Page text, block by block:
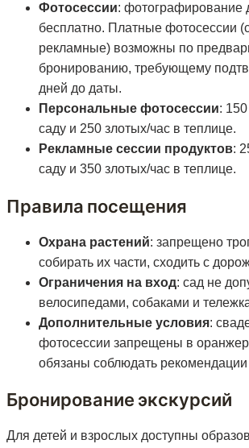
Фотосессии: фотографирование
бесплатно. Платные фотосессии
рекламные) возможны по
бронированию, требующему
дней до даты.
Персональные фотосессии:
саду и 250 злотых/час в теплице.
Рекламные сессии продуктов:
саду и 350 злотых/час в теплице.
Правила посещения
Охрана растений: запрещено
собирать их части, сходить с
Ограничения на вход: сад не
велосипедами, собаками и
Дополнительные условия:
фотосессии запрещены в
обязаны соблюдать
Бронирование экскурсий
Для детей и взрослых доступны